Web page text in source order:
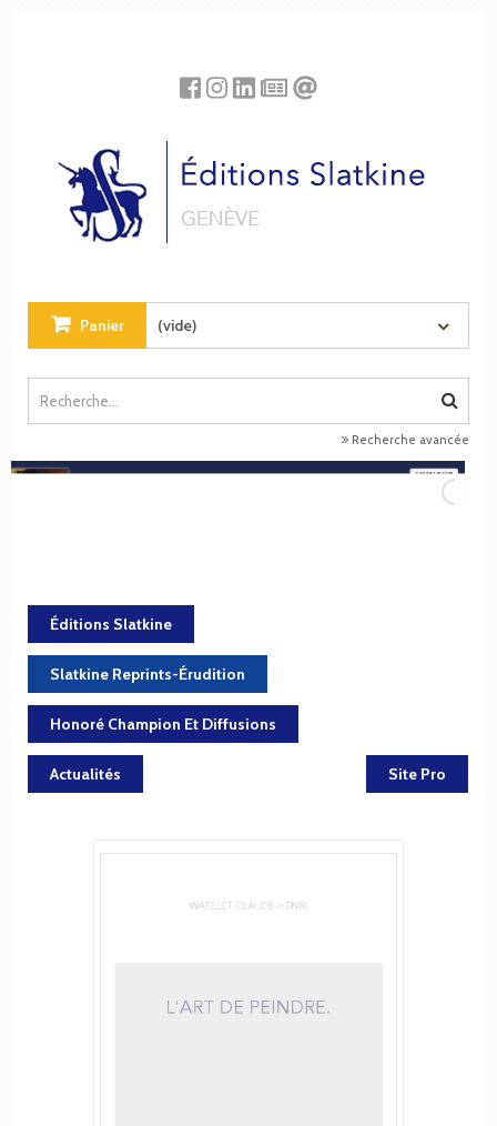
Panier (vide)
Recherche avancée
Éditions Slatkine
Slatkine Reprints-Érudition
Honoré Champion Et Diffusions
Actualités Site Pro